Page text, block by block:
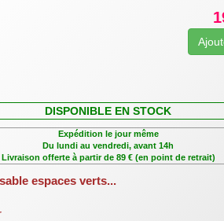
DISPONIBLE EN STOCK
Expédition le jour même
Du lundi au vendredi, avant 14h
Livraison offerte à partir de 89 € (en point de retrait)
espaces verts...